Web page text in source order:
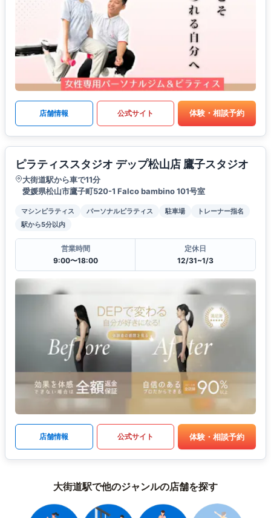
店舗情報 公式サイト 体験・相談予約
ピラティススタジオ デップ松山店 鷹子スタジオ
大街道駅から車で11分
愛媛県松山市鷹子町520-1 Falco bambino 101号室
マシンピラティス パーソナルピラティス 駐車場
トレーナー指名
駅から5分以内
営業時間
9:00〜18:00
定休日
12/31~1/3
店舗情報 公式サイト 体験・相談予約
大街道駅で他のジャンルの店舗を探す